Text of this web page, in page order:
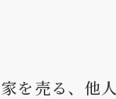
を売る、他人